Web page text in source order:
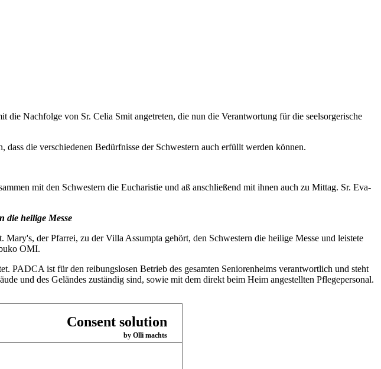
Nachfolge von Sr. Celia Smit angetreten, die nun die Verantwortung für die seelsorgerische
die verschiedenen Bedürfnisse der Schwestern auch erfüllt werden können.
mit den Schwestern die Eucharistie und aß anschließend mit ihnen auch zu Mittag. Sr. Eva-
die heilige Messe
der Pfarrei, zu der Villa Assumpta gehört, den Schwestern die heilige Messe und leistete
OMI.
ist für den reibungslosen Betrieb des gesamten Seniorenheims verantwortlich und steht
und des Geländes zuständig sind, sowie mit dem direkt beim Heim angestellten Pflegepersonal.
Consent solution
by Olli machts